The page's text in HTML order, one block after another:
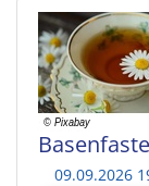
09.09.2026